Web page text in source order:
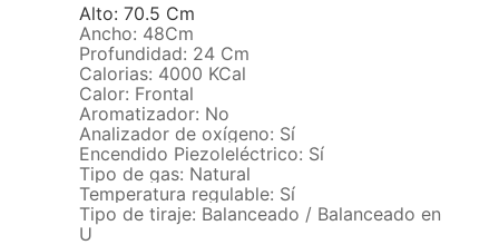
Alto: 70.5 Cm
Ancho: 48Cm
Profundidad: 24 Cm
Calorias: 4000 KCal
Calor: Frontal
Aromatizador: No
Analizador de oxígeno: Sí
Encendido Piezoleléctrico: Sí
Tipo de gas: Natural
Temperatura regulable: Sí
Tipo de tiraje: Balanceado / Balanceado en
U